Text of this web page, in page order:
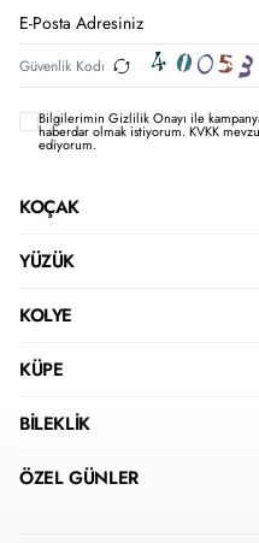
Bilgilerimin Gizlilik Onayı ile
haberdar olmak istiyorum.KVKK
ediyorum.
KOÇAK
YÜZÜK
KOLYE
KÜPE
BİLEKLİK
ÖZEL GÜNLER